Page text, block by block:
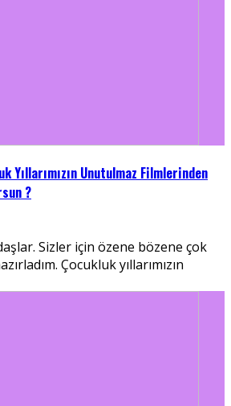
Yıllarımızın Unutulmaz Filmlerinden
?
Sizler için özene bözene çok
Çocukluk yıllarımızın